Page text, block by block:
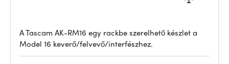
A Tascam AK-RM16 egy rackbe szerelhető készlet a
Model 16 keverő/felvevő/interfészhez.